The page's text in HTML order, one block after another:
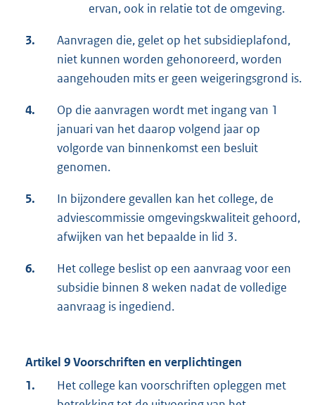
ervan, ook in relatie tot de omgeving.
3.
Aanvragen die, gelet op het subsidieplafond,
niet kunnen worden gehonoreerd, worden
aangehouden mits er geen weigeringsgrond is.
4.
Op die aanvragen wordt met ingang van 1
januari van het daarop volgend jaar op
volgorde van binnenkomst een besluit
genomen.
5.
In bijzondere gevallen kan het college, de
adviescommissie omgevingskwaliteit gehoord,
afwijken van het bepaalde in lid 3.
6.
Het college beslist op een aanvraag voor een
subsidie binnen 8 weken nadat de volledige
aanvraag is ingediend.
Artikel 9 Voorschriften en verplichtingen
1.
Het college kan voorschriften opleggen met